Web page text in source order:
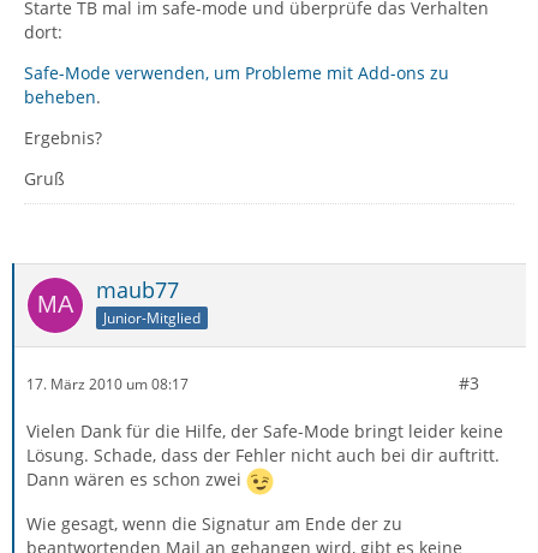
Starte TB mal im safe-mode und überprüfe das Verhalten
dort:
Safe-Mode verwenden, um Probleme mit Add-ons zu
beheben.
Ergebnis?
Gruß
maub77
Junior-Mitglied
17. März 2010 um 08:17 #3
Vielen Dank für die Hilfe, der Safe-Mode bringt leider keine
Lösung. Schade, dass der Fehler nicht auch bei dir auftritt.
Dann wären es schon zwei
Wie gesagt, wenn die Signatur am Ende der zu
beantwortenden Mail an gehangen wird, gibt es keine